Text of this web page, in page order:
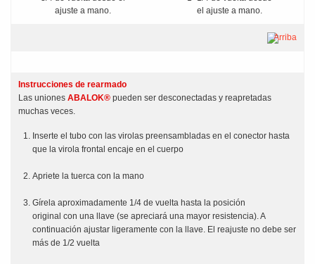
ajuste a mano.
el ajuste a mano.
Arriba
Instrucciones de rearmado
Las uniones ABALOK® pueden ser desconectadas y reapretadas
muchas veces.
Inserte el tubo con las virolas preensambladas en el conector hasta
que la virola frontal encaje en el cuerpo
Apriete la tuerca con la mano
Gírela aproximadamente 1/4 de vuelta hasta la posición
original con una llave (se apreciará una mayor resistencia). A
continuación ajustar ligeramente con la llave. El reajuste no debe ser
más de 1/2 vuelta